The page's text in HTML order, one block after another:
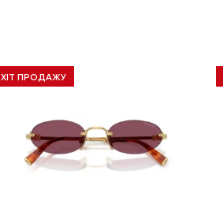
ХІТ ПРОДАЖУ